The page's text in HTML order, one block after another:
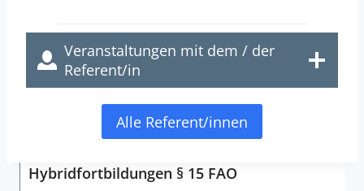
Veranstaltungen mit dem / der
Referent/in
Alle Referent/innen
Hybridfortbildungen § 15 FAO